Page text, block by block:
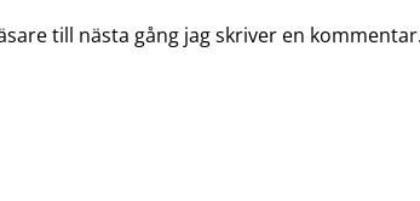
till nästa gång jag skriver en